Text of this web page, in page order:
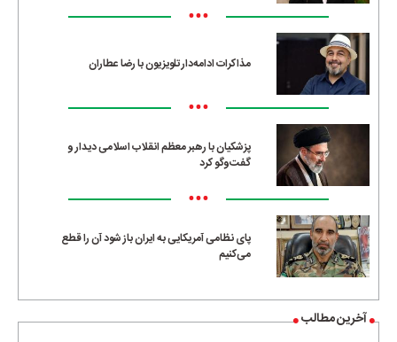
•••
مذاکرات ادامه‌دار تلویزیون با رضا عطاران
•••
پزشکیان با رهبر معظم انقلاب اسلامی دیدار و
گفت‌وگو کرد
•••
پای نظامی آمریکایی به ایران باز شود آن را قطع
می‌کنیم
آخرین مطالب